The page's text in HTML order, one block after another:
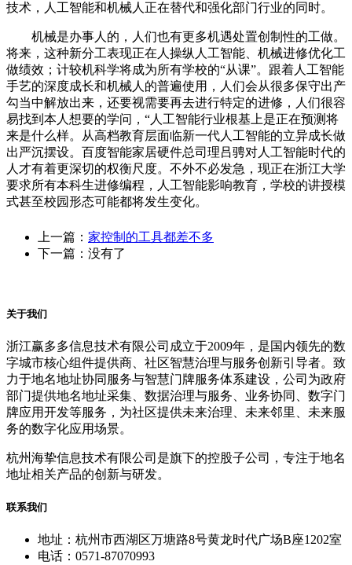
技术，人工智能和机械人正在替代和强化部门行业的同时。
机械是办事人的，人们也有更多机遇处置创制性的工做。
将来，这种新分工表现正在人操纵人工智能、机械进修优化工
做绩效；计较机科学将成为所有学校的“从课”。跟着人工智能
手艺的深度成长和机械人的普遍使用，人们会从很多保守出产
勾当中解放出来，还要视需要再去进行特定的进修，人们很容
易找到本人想要的学问，“人工智能行业根基上是正在预测将
来是什么样。从高档教育层面临新一代人工智能的立异成长做
出严沉摆设。百度智能家居硬件总司理吕骋对人工智能时代的
人才有着更深切的权衡尺度。不外不必发急，现正在浙江大学
要求所有本科生进修编程，人工智能影响教育，学校的讲授模
式甚至校园形态可能都将发生变化。
上一篇： 家控制的工具都差不多
下一篇：没有了
关于我们
浙江赢多多信息技术有限公司成立于2009年，是国内领先的数
字城市核心组件提供商、社区智慧治理与服务创新引导者。致
力于地名地址协同服务与智慧门牌服务体系建设，公司为政府
部门提供地名地址采集、数据治理与服务、业务协同、数字门
牌应用开发等服务，为社区提供未来治理、未来邻里、未来服
务的数字化应用场景。
杭州海挚信息技术有限公司是旗下的控股子公司，专注于地名
地址相关产品的创新与研发。
联系我们
地址：杭州市西湖区万塘路8号黄龙时代广场B座1202室
电话：0571-87070993